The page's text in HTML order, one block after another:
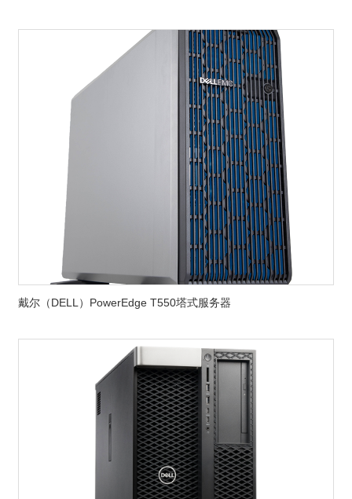
戴尔（DELL）PowerEdge T550塔式服务器